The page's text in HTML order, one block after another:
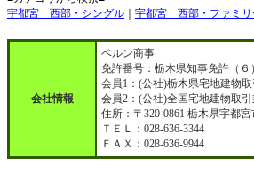
宇都宮 西部・シングル ｜ 宇都宮 西部・ファミリ
会社情報
ベルン商事
免許番号：栃木県知事免許（６
会員1：(公社)栃木県宅地建物
会員2：(公社)全国宅地建物取
住所：〒320-0861 栃木県宇都
ＴＥＬ：028-636-3344
ＦＡＸ：028-636-9944